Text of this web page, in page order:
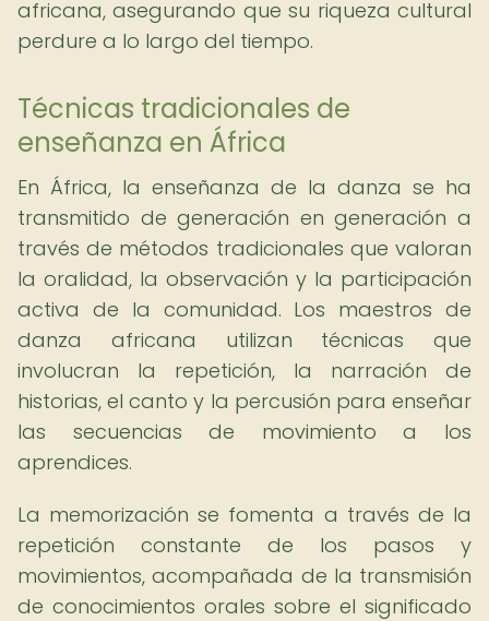
africana, asegurando que su riqueza cultural
perdure a lo largo del tiempo.
Técnicas tradicionales de
enseñanza en África
En África, la enseñanza de la danza se ha
transmitido de generación en generación a
través de métodos tradicionales que valoran
la oralidad, la observación y la participación
activa de la comunidad. Los maestros de
danza africana utilizan técnicas que
involucran la repetición, la narración de
historias, el canto y la percusión para enseñar
las secuencias de movimiento a los
aprendices.
La memorización se fomenta a través de la
repetición constante de los pasos y
movimientos, acompañada de la transmisión
de conocimientos orales sobre el significado